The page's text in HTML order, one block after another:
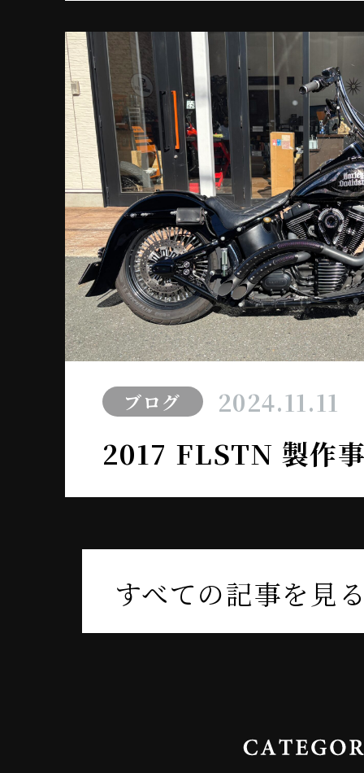
ブログ 2024.11.11
2017 FLSTN 製作
すべての記事を見